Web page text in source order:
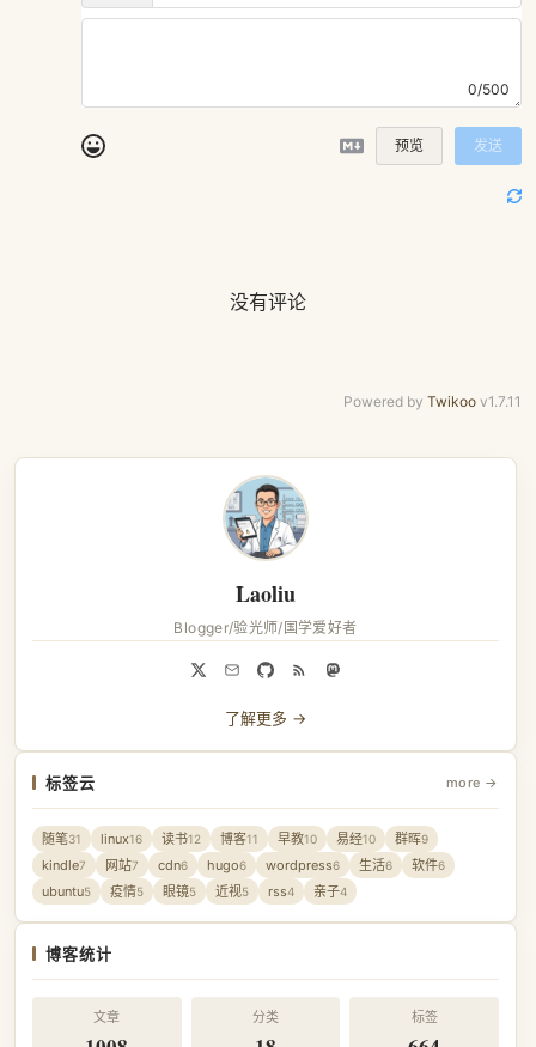
0/500
预览 发送
没有评论
Powered by Twikoo v1.7.11
Laoliu
Blogger/验光师/国学爱好者
了解更多 →
标签云 more →
随笔31 linux16 读书12 博客11 早教10 易经10 群晖9
kindle7 网站7 cdn6 hugo6 wordpress6 生活6 软件6
ubuntu5 疫情5 眼镜5 近视5 rss4 亲子4
博客统计
文章 分类 标签